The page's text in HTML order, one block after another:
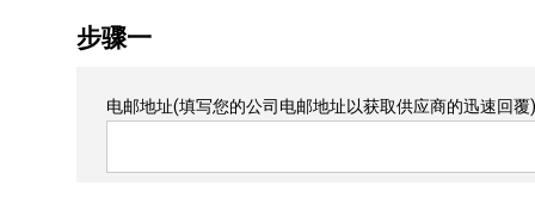
步骤一
电邮地址(填写您的公司电邮地址以获取供应商的迅速回覆)